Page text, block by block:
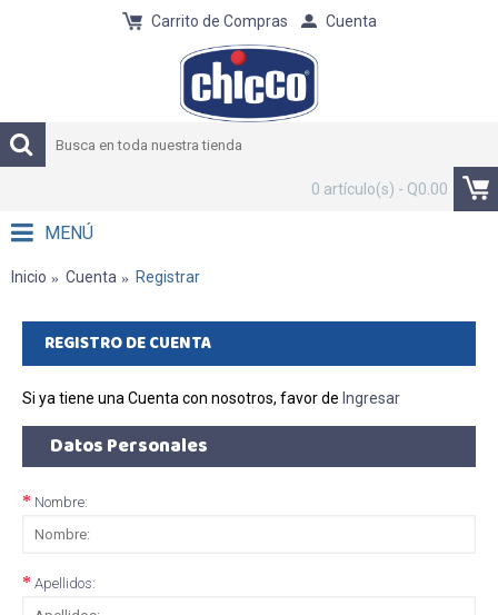
Carrito de Compras Cuenta
0 artículo(s) - Q0.00
MENÚ
Inicio Cuenta Registrar
REGISTRO DE CUENTA
Si ya tiene una Cuenta con nosotros, favor de Ingresar
Datos Personales
Nombre:
Apellidos: